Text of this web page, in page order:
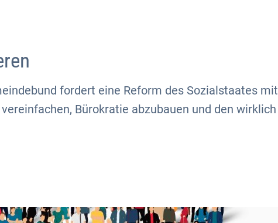
fordert eine Reform des Sozialstaates mit
Bürokratie abzubauen und den wirklich